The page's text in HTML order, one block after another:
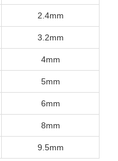
2.4mm
3.2mm
4mm
5mm
6mm
8mm
9.5mm